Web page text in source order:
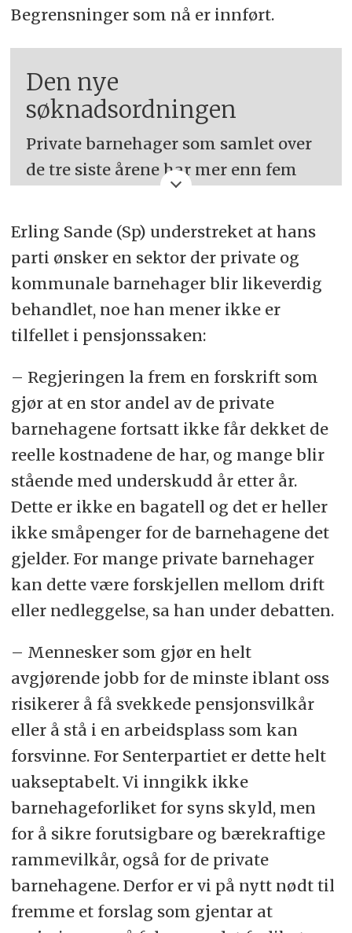
Begrensninger som nå er innført.
Den nye
søknadsordningen
Private barnehager som samlet over
de tre siste årene har mer enn fem
enn det de får dekket gjennom
pensjonspåslaget, har etter søknad
krav på å få dekket utgiftene som
overstiger fem prosent. Kommunens
plikt til å dekke barnehagens
pensjonsutgifter er oppad begrenset
til 13 prosent av gjennomsnittlig
pensjonsgivende lønn i barnehagen
de tre siste årene.
Kilde: Kunnskapsdepartementet
Erling Sande (Sp) understreket at hans
parti ønsker en sektor der private og
kommunale barnehager blir likeverdig
behandlet, noe han mener ikke er
tilfellet i pensjonssaken:
– Regjeringen la frem en forskrift som
gjør at en stor andel av de private
barnehagene fortsatt ikke får dekket de
reelle kostnadene de har, og mange blir
stående med underskudd år etter år.
Dette er ikke en bagatell og det er heller
ikke småpenger for de barnehagene det
gjelder. For mange private barnehager
kan dette være forskjellen mellom drift
eller nedleggelse, sa han under debatten.
– Mennesker som gjør en helt
avgjørende jobb for de minste iblant oss
risikerer å få svekkede pensjonsvilkår
eller å stå i en arbeidsplass som kan
forsvinne. For Senterpartiet er dette helt
uakseptabelt. Vi inngikk ikke
barnehageforliket for syns skyld, men
for å sikre forutsigbare og bærekraftige
rammevilkår, også for de private
barnehagene. Derfor er vi på nytt nødt til
fremme et forslag som gjentar at